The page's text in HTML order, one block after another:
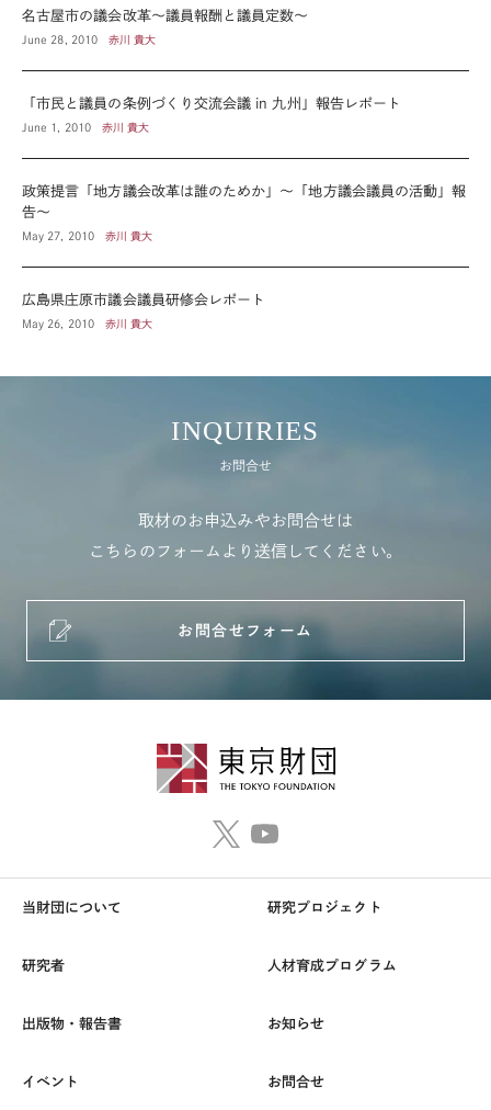
名古屋市の議会改革～議員報酬と議員定数～
June 28, 2010 赤川 貴大
「市民と議員の条例づくり交流会議 in 九州」報告レポート
June 1, 2010 赤川 貴大
政策提言「地方議会改革は誰のためか」～「地方議会議員の活動」報
告～
May 27, 2010 赤川 貴大
広島県庄原市議会議員研修会レポート
May 26, 2010 赤川 貴大
INQUIRIES
お問合せ
取材のお申込みやお問合せは
こちらのフォームより送信してください。
お問合せフォーム
当財団について 研究プロジェクト
研究者 人材育成プログラム
出版物・報告書 お知らせ
イベント お問合せ